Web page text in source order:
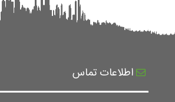
اطلاعات تماس